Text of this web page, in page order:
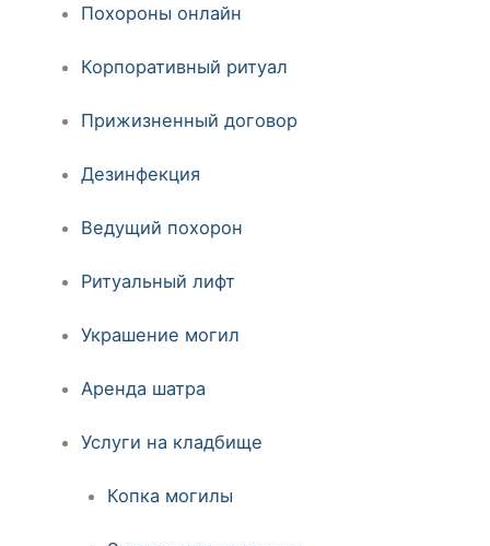
Похороны онлайн
Корпоративный ритуал
Прижизненный договор
Дезинфекция
Ведущий похорон
Ритуальный лифт
Украшение могил
Аренда шатра
Услуги на кладбище
Копка могилы